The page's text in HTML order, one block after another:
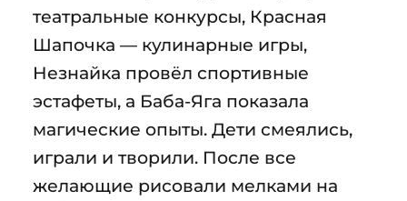
театральные конкурсы, Красная
Шапочка — кулинарные игры,
Незнайка провёл спортивные
эстафеты, а Баба-Яга показала
магические опыты. Дети смеялись,
играли и творили. После все
желающие рисовали мелками на